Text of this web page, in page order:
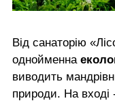
Від санаторію
однойменна
виводить
природи. На вході